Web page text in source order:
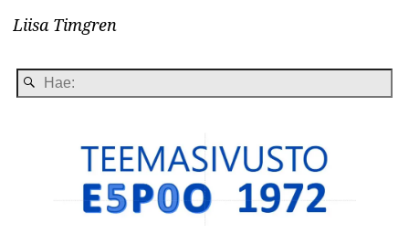
Liisa Timgren